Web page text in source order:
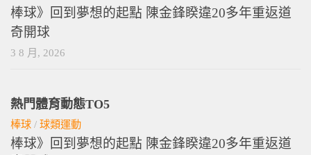
棒球》回到夢想的起點 陳金鋒睽違20多年重返道
奇開球
3 8 月, 2026
熱門體育動態TO5
棒球 / 球類運動
棒球》回到夢想的起點 陳金鋒睽違20多年重返道